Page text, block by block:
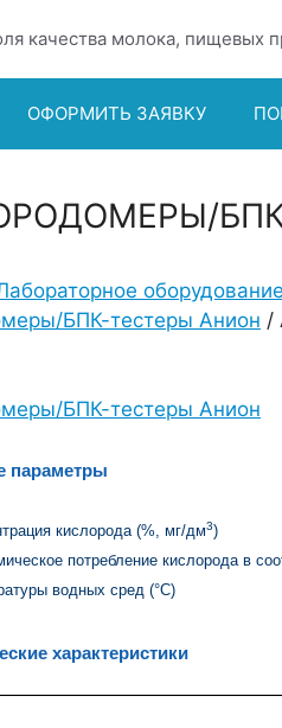
качества молока, пищевых
ОФОРМИТЬ ЗАЯВКУ
БПК-тестеры Анион /
БПК-тестеры Анион
параметры
кислорода (%, мг/дм3)
потребление кислорода в
водных сред (°C)
характеристики